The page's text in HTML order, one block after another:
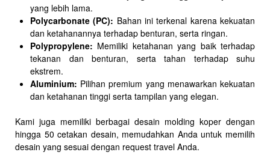
yang lebih lama.
Polycarbonate (PC): Bahan ini terkenal karena kekuatan
dan ketahanannya terhadap benturan, serta ringan.
Polypropylene: Memiliki ketahanan yang baik terhadap
tekanan dan benturan, serta tahan terhadap suhu
ekstrem.
Aluminium: Pilihan premium yang menawarkan kekuatan
dan ketahanan tinggi serta tampilan yang elegan.
Kami juga memiliki berbagai desain molding koper dengan
hingga 50 cetakan desain, memudahkan Anda untuk memilih
desain yang sesuai dengan request travel Anda.